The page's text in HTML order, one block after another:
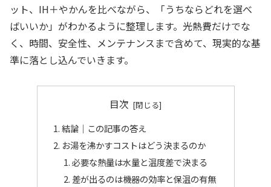
ット、IH＋やかんを比べながら、「うちならどれを選べ
ばいいか」がわかるように整理します。光熱費だけでな
く、時間、安全性、メンテナンスまで含めて、現実的な基
準に落とし込んでいきます。
目次
結論｜この記事の答え
お湯を沸かすコストはどう決まるのか
必要な熱量は水量と温度差で決まる
差が出るのは機器の効率と保温の有無